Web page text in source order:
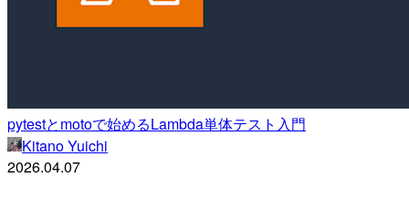
pytestとmotoで始めるLambda単体テスト入門
Kitano Yuichi
2026.04.07